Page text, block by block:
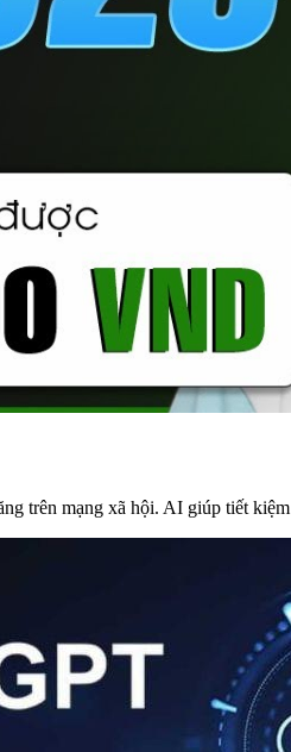
trên mạng xã hội. AI giúp tiết